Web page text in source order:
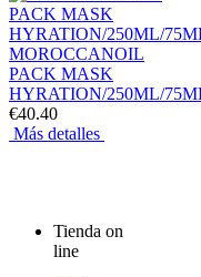
MOROCCANOIL
PACK MASK
HYRATION/250ML/
€40.40
Más detalles
Tienda on
line